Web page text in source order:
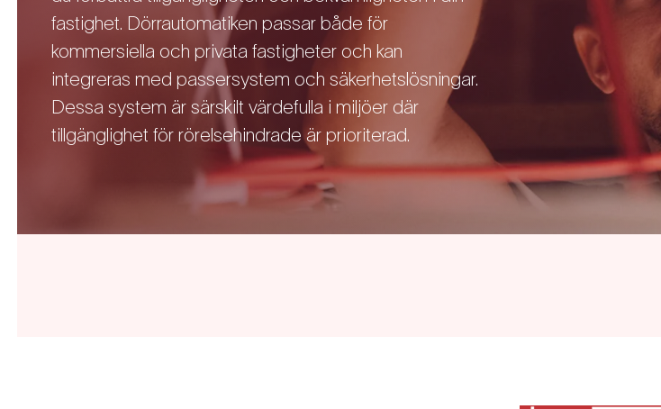
fastighet. Dörrautomatiken passar både för
kommersiella och privata fastigheter och kan
integreras med passersystem och säkerhetslösningar.
Dessa system är särskilt värdefulla i miljöer där
tillgänglighet för rörelsehindrade är prioriterad.